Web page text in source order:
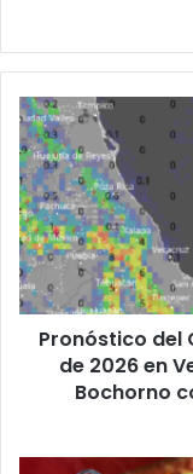
Pronóstico
del
Clima
para
el
Jueves
4
de
Junio
Caluroso
Pronóstico del
de 2026 en
Bochorno